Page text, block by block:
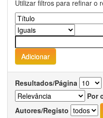
Utilizar filtros para refinar o
Resultados/Página
Por
Autores/Registo